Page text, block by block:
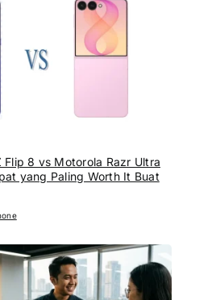
Flip 8 vs Motorola Razr Ultra
yang Paling Worth It Buat